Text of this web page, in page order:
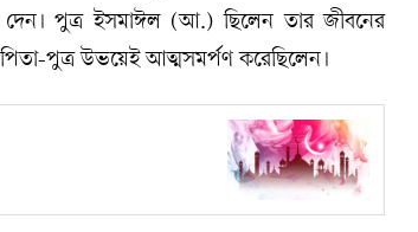
দেন। পুত্র ইসমাঈল (আ.) ছিলেন তার জীবনের
পুত্র উভয়েই আত্মসমর্পণ করেছিলেন।